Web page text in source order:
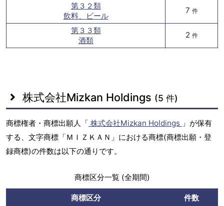
第３２類
飲料、ビール
7 件
第３３類
酒類
2 件
株式会社Mizkan Holdings (5 件)
商標権者・商標出願人「 株式会社Mizkan Holdings 」が保有
する、文字商標「ＭＩＺＫＡＮ」における商標(商標出願・登
録商標)の件数は以下の通りです。
商標区分一覧 (全期間)
商標区分
件数